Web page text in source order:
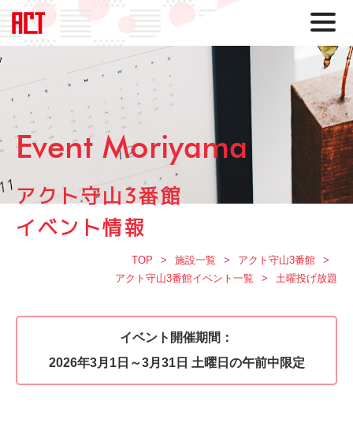
Event Moriyama
アクト守山3番館
イベント情報
TOP 施設一覧
アクト守山3番館
アクト守山3番館イベント一覧
土曜投げ放題
イベント開催期間：
2026年3月1日～3月31日 土曜日の午前中限定